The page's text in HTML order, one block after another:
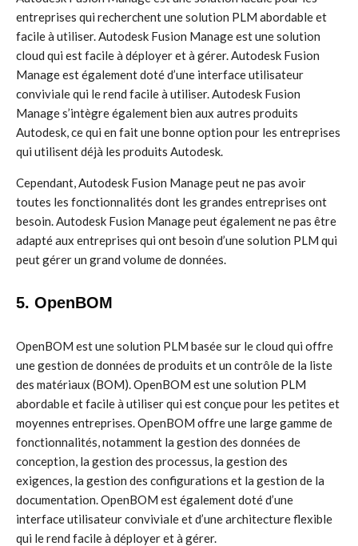
entreprises qui recherchent une solution PLM abordable et
facile à utiliser. Autodesk Fusion Manage est une solution
cloud qui est facile à déployer et à gérer. Autodesk Fusion
Manage est également doté d’une interface utilisateur
conviviale qui le rend facile à utiliser. Autodesk Fusion
Manage s’intègre également bien aux autres produits
Autodesk, ce qui en fait une bonne option pour les entreprises
qui utilisent déjà les produits Autodesk.
Cependant, Autodesk Fusion Manage peut ne pas avoir
toutes les fonctionnalités dont les grandes entreprises ont
besoin. Autodesk Fusion Manage peut également ne pas être
adapté aux entreprises qui ont besoin d’une solution PLM qui
peut gérer un grand volume de données.
5. OpenBOM
OpenBOM est une solution PLM basée sur le cloud qui offre
une gestion de données de produits et un contrôle de la liste
des matériaux (BOM). OpenBOM est une solution PLM
abordable et facile à utiliser qui est conçue pour les petites et
moyennes entreprises. OpenBOM offre une large gamme de
fonctionnalités, notamment la gestion des données de
conception, la gestion des processus, la gestion des
exigences, la gestion des configurations et la gestion de la
documentation. OpenBOM est également doté d’une
interface utilisateur conviviale et d’une architecture flexible
qui le rend facile à déployer et à gérer.